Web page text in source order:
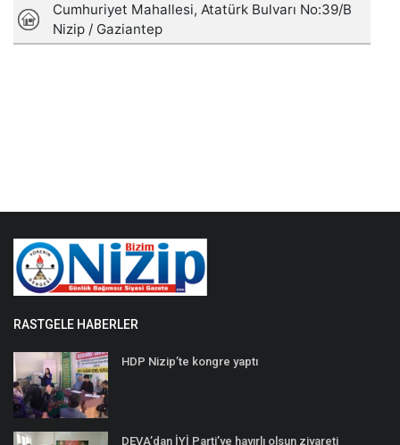
RASTGELE HABERLER
HDP Nizip’te kongre yaptı
DEVA’dan İYİ Parti’ye hayırlı olsun ziyareti